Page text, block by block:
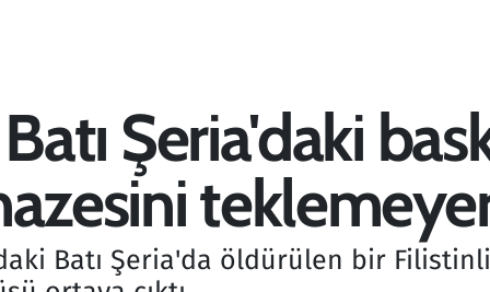
Şeria'daki
Batı Şeria'da öldürülen bir